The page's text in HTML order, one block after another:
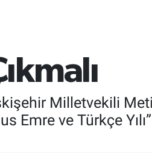
Milletvekili
Emre ve Türkçe